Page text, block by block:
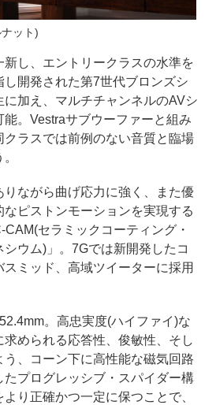
ット)
し、エントリークラスの水準を
開発された第7世代ブロンズシ
に加え、マルチチャンネルのAVシ
。Vestraサブウーファーと組み
ラスでは前例のない音質と臨場
りながら曲げ応力に強く、また優
ピストンモーションを実現する
セラミックコーティング・
ウム)」。7Gでは新開発したコ
ミッド、高域ツイーターに採用
。高忠実度(ハイファイ)な
められる応答性、俊敏性、そし
、コーン下に高性能な磁気回路
たプログレッシブ・スパイダー構
り正確かつ一定に保つことで、